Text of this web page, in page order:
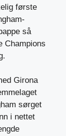
første
så
Champions
Girona
sørget
i nettet